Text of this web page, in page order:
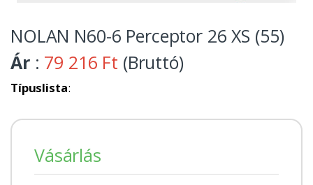
NOLAN N60-6 Perceptor 26 XS (55)
Ár : 79 216 Ft (Bruttó)
Típuslista:
Vásárlás